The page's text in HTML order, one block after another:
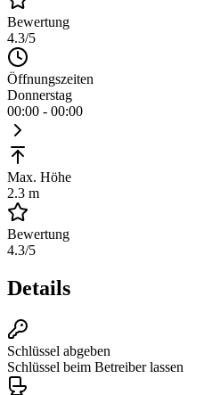
Bewertung
4.3/5
Öffnungszeiten
Donnerstag
00:00 - 00:00
Max. Höhe
2.3 m
Bewertung
4.3/5
Details
Schlüssel abgeben
Schlüssel beim Betreiber lassen